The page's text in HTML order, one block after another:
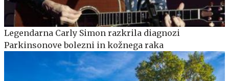
Legendarna Carly Simon razkrila diagnozi
Parkinsonove bolezni in kožnega raka